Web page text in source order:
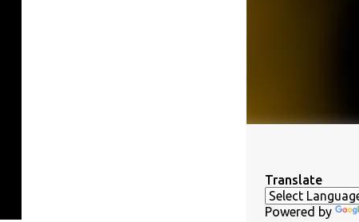
Translate
Powered by